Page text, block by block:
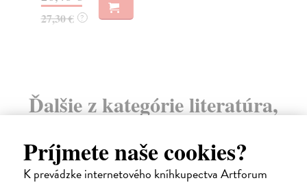
Príjmete naše cookies?
K prevádzke internetového kníhkupectva Artforum
27,30 € ?
Ďalšie z kategórie literatúra,